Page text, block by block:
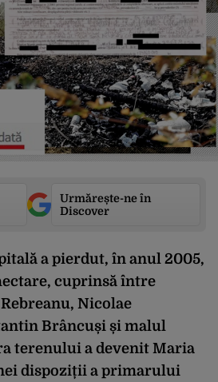
Urmărește-ne în
Discover
a pierdut, în anul 2005,
cuprinsă între
Nicolae
Brâncuși și malul
terenului a devenit Maria
dispoziții a primarului